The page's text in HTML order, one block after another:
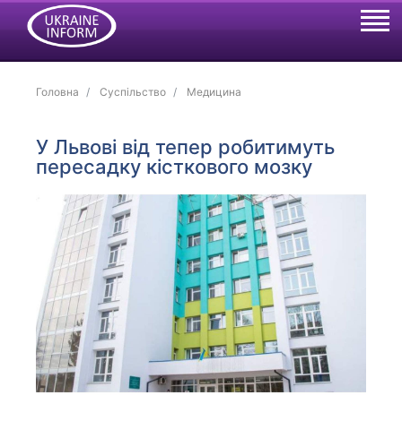
Головна Суспільство Медицина
У Львові від тепер робитимуть
пересадку кісткового мозку